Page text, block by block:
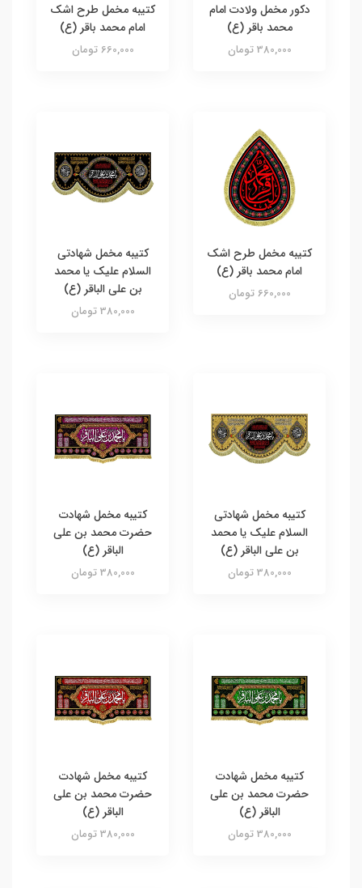
دکور مخمل ولادت امام
محمد باقر (ع)
380,000 تومان
کتیبه مخمل طرح اشک
امام محمد باقر (ع)
660,000 تومان
کتیبه مخمل طرح اشک
امام محمد باقر (ع)
660,000 تومان
کتیبه مخمل شهادتی
السلام علیک یا محمد
بن علی الباقر (ع)
380,000 تومان
کتیبه مخمل شهادتی
السلام علیک یا محمد
بن علی الباقر (ع)
380,000 تومان
کتیبه مخمل شهادت
حضرت محمد بن علی
الباقر (ع)
380,000 تومان
کتیبه مخمل شهادت
حضرت محمد بن علی
الباقر (ع)
380,000 تومان
کتیبه مخمل شهادت
حضرت محمد بن علی
الباقر (ع)
380,000 تومان